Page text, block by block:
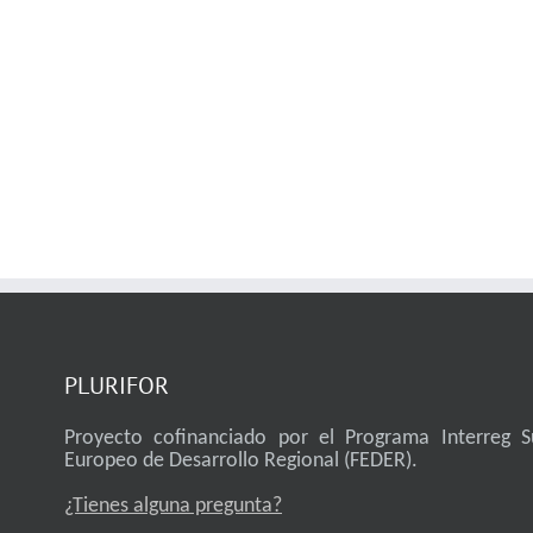
PLURIFOR
Proyecto cofinanciado por el Programa Interreg
Europeo de Desarrollo Regional (FEDER).
¿Tienes alguna pregunta?